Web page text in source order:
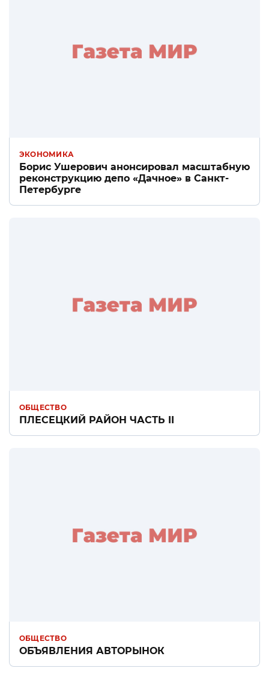
ЭКОНОМИКА
Борис Ушерович анонсировал масштабную
реконструкцию депо «Дачное» в Санкт-
Петербурге
ОБЩЕСТВО
ПЛЕСЕЦКИЙ РАЙОН ЧАСТЬ II
ОБЩЕСТВО
ОБЪЯВЛЕНИЯ АВТОРЫНОК